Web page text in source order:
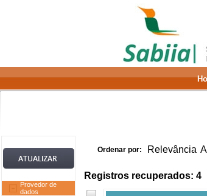
Provedor de
dados
Ordenar por: Relevância
Registros recuperados: 4